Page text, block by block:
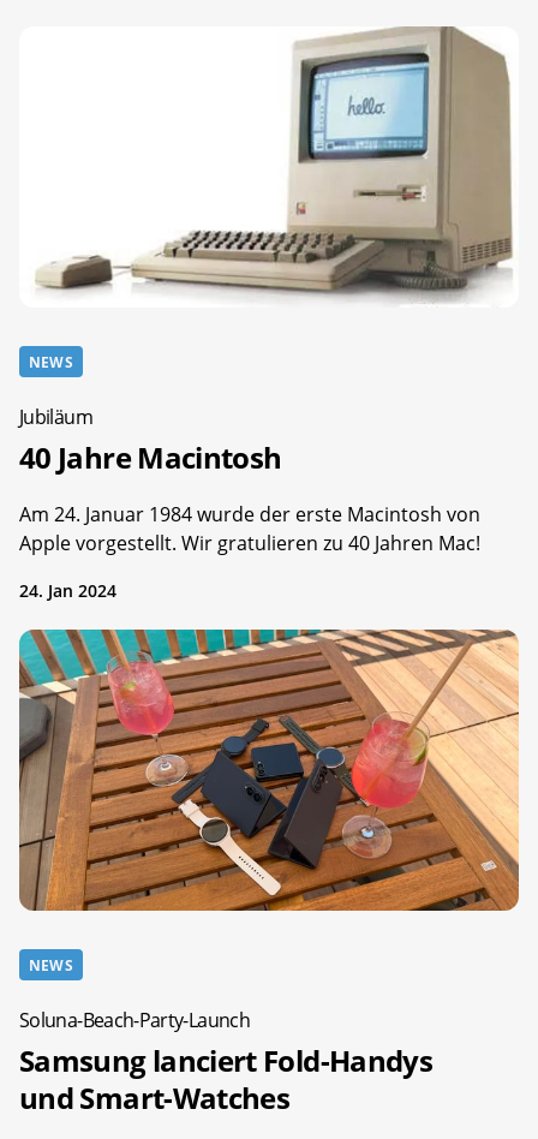
NEWS
Jubiläum
40 Jahre Macintosh
Am 24. Januar 1984 wurde der erste Macintosh von
Apple vorgestellt. Wir gratulieren zu 40 Jahren Mac!
24. Jan 2024
NEWS
Soluna-Beach-Party-Launch
Samsung lanciert Fold-Handys
und Smart-Watches